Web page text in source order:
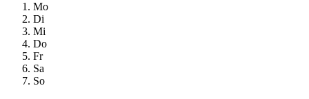
Mo
Di
Mi
Do
Fr
Sa
So